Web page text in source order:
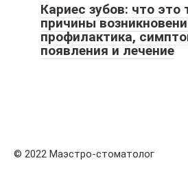
Кариес зубов: что это
причины
профилактика,
появления и лечение
© 2022 Маэстро-стоматолог